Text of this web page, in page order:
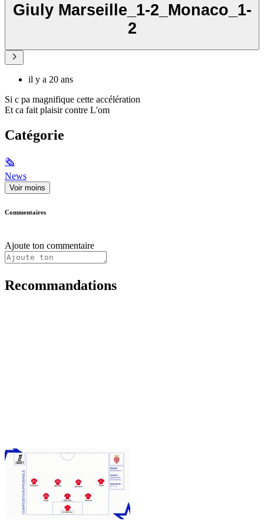
Giuly Marseille_1-2_Monaco_1-
2
il y a 20 ans
Si c pa magnifique cette accélération
Et ca fait plaisir contre L'om
Catégorie
🗞
News
Voir moins
Commentaires
Ajoute ton commentaire
Recommandations